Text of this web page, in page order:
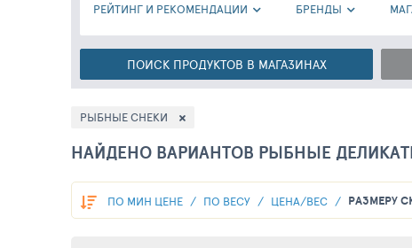
РЕЙТИНГ И РЕКОМЕНДАЦИИ БРЕНДЫ
ПОИСК ПРОДУКТОВ В МАГАЗИНАХ
РЫБНЫЕ СНЕКИ
НАЙДЕНО ВАРИАНТОВ РЫБНЫЕ
ПО МИН ЦЕНЕ ПО ВЕСУ ЦЕНА/ВЕС РАЗМЕРУ